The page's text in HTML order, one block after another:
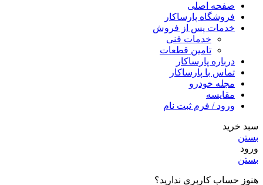
صفحه اصلی
فروشگاه پارساکار
خدمات پس از فروش
خدمات فنی
تامین قطعات
درباره پارساکار
تماس با پارساکار
مجله خودرو
مقایسه
ورود / فرم ثبت نام
سبد خرید
بستن
ورود
بستن
هنوز حساب کاربری ندارید؟